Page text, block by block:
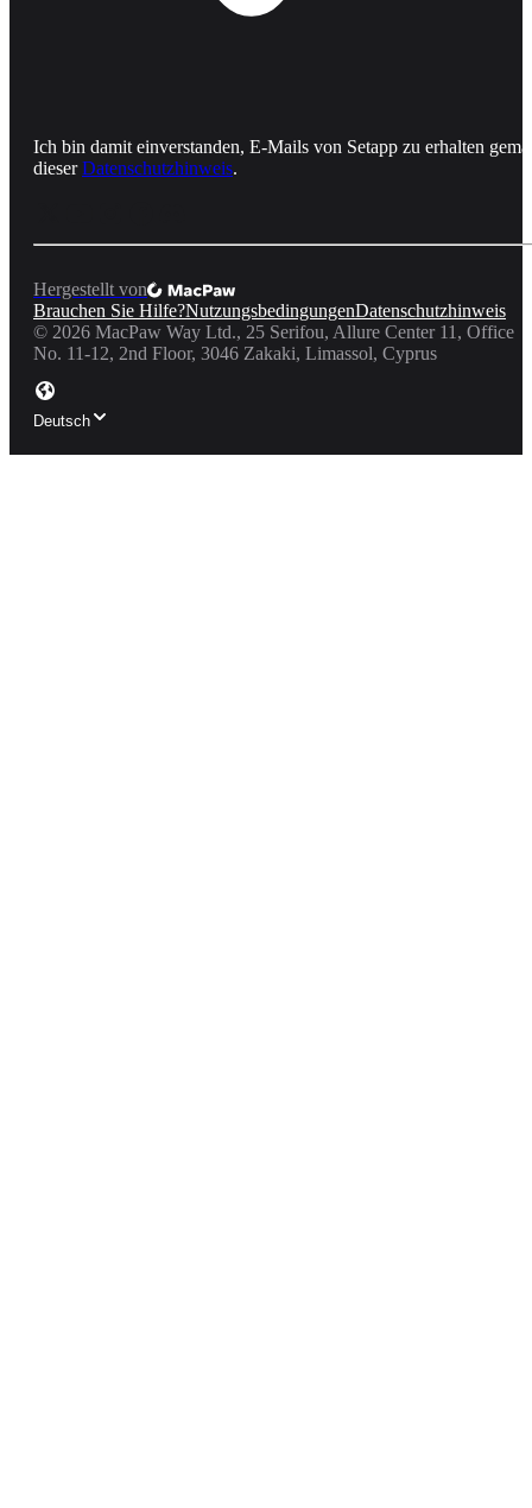
Ich bin damit einverstanden, E-Mails von Setapp zu erhalten
dieser Datenschutzhinweis.
Hergestellt von
Brauchen Sie Hilfe?NutzungsbedingungenDatenschutzhinweis
© 2026 MacPaw Way Ltd., 25 Serifou, Allure Center 11, Office
No. 11-12, 2nd Floor, 3046 Zakaki, Limassol, Cyprus
Deutsch